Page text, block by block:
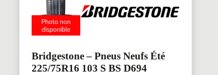
Bridgestone – Pneus Neufs Été
225/75R16 103 S BS D694